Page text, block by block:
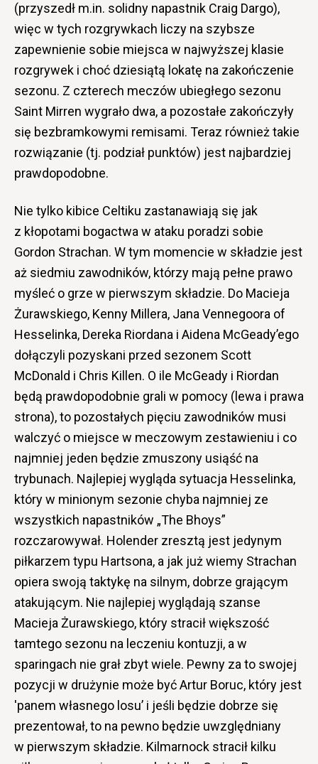
(przyszedł m.in. solidny napastnik Craig Dargo),
więc w tych rozgrywkach liczy na szybsze
zapewnienie sobie miejsca w najwyższej klasie
rozgrywek i choć dziesiątą lokatę na zakończenie
sezonu. Z czterech meczów ubiegłego sezonu
Saint Mirren wygrało dwa, a pozostałe zakończyły
się bezbramkowymi remisami. Teraz również takie
rozwiązanie (tj. podział punktów) jest najbardziej
prawdopodobne.
Nie tylko kibice Celtiku zastanawiają się jak
z kłopotami bogactwa w ataku poradzi sobie
Gordon Strachan. W tym momencie w składzie jest
aż siedmiu zawodników, którzy mają pełne prawo
myśleć o grze w pierwszym składzie. Do Macieja
Żurawskiego, Kenny Millera, Jana Vennegoora of
Hesselinka, Dereka Riordana i Aidena McGeady’ego
dołączyli pozyskani przed sezonem Scott
McDonald i Chris Killen. O ile McGeady i Riordan
będą prawdopodobnie grali w pomocy (lewa i prawa
strona), to pozostałych pięciu zawodników musi
walczyć o miejsce w meczowym zestawieniu i co
najmniej jeden będzie zmuszony usiąść na
trybunach. Najlepiej wygląda sytuacja Hesselinka,
który w minionym sezonie chyba najmniej ze
wszystkich napastników „The Bhoys”
rozczarowywał. Holender zresztą jest jedynym
piłkarzem typu Hartsona, a jak już wiemy Strachan
opiera swoją taktykę na silnym, dobrze grającym
atakującym. Nie najlepiej wyglądają szanse
Macieja Żurawskiego, który stracił większość
tamtego sezonu na leczeniu kontuzji, a w
sparingach nie grał zbyt wiele. Pewny za to swojej
pozycji w drużynie może być Artur Boruc, który jest
'panem własnego losu’ i jeśli będzie dobrze się
prezentował, to na pewno będzie uwzględniany
w pierwszym składzie. Kilmarnock stracił kilku